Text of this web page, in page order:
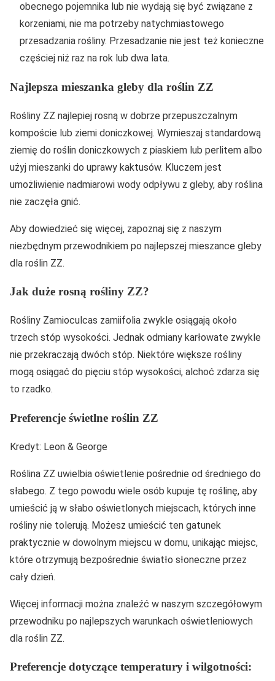
obecnego pojemnika lub nie wydają się być związane z
korzeniami, nie ma potrzeby natychmiastowego
przesadzania rośliny. Przesadzanie nie jest też konieczne
częściej niż raz na rok lub dwa lata.
Najlepsza mieszanka gleby dla roślin ZZ
Rośliny ZZ najlepiej rosną w dobrze przepuszczalnym
kompoście lub ziemi doniczkowej. Wymieszaj standardową
ziemię do roślin doniczkowych z piaskiem lub perlitem albo
użyj mieszanki do uprawy kaktusów. Kluczem jest
umożliwienie nadmiarowi wody odpływu z gleby, aby roślina
nie zaczęła gnić.
Aby dowiedzieć się więcej, zapoznaj się z naszym
niezbędnym przewodnikiem po najlepszej mieszance gleby
dla roślin ZZ.
Jak duże rosną rośliny ZZ?
Rośliny Zamioculcas zamiifolia zwykle osiągają około
trzech stóp wysokości. Jednak odmiany karłowate zwykle
nie przekraczają dwóch stóp. Niektóre większe rośliny
mogą osiągać do pięciu stóp wysokości, alchoć zdarza się
to rzadko.
Preferencje świetlne roślin ZZ
Kredyt: Leon & George
Roślina ZZ uwielbia oświetlenie pośrednie od średniego do
słabego. Z tego powodu wiele osób kupuje tę roślinę, aby
umieścić ją w słabo oświetlonych miejscach, których inne
rośliny nie tolerują. Możesz umieścić ten gatunek
praktycznie w dowolnym miejscu w domu, unikając miejsc,
które otrzymują bezpośrednie światło słoneczne przez
cały dzień.
Więcej informacji można znaleźć w naszym szczegółowym
przewodniku po najlepszych warunkach oświetleniowych
dla roślin ZZ.
Preferencje dotyczące temperatury i wilgotności: